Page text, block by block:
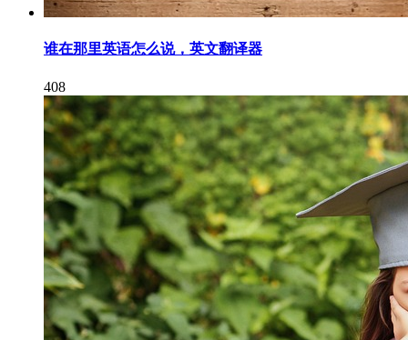
谁在那里英语怎么说，英文翻译器
408